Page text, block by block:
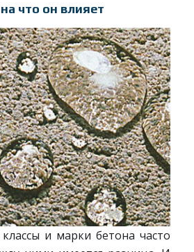
что он влияет
и марки бетона часто